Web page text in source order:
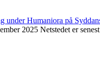
2025 Netstedet er